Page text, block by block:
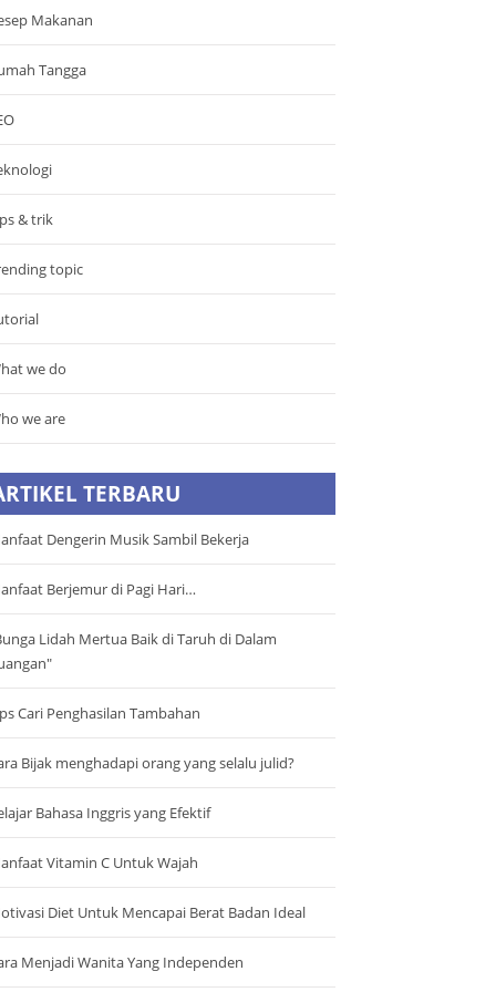
Makanan
Tangga
& trik
topic
we do
we are
TERBARU
Dengerin Musik Sambil Bekerja
Berjemur di Pagi Hari…
Lidah Mertua Baik di Taruh di Dalam
Cari Penghasilan Tambahan
Bijak menghadapi orang yang selalu julid?
Bahasa Inggris yang Efektif
Vitamin C Untuk Wajah
Diet Untuk Mencapai Berat Badan Ideal
Menjadi Wanita Yang Independen